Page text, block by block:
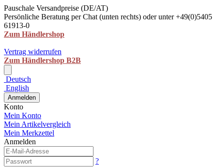
Pauschale Versandpreise (DE/AT)
Persönliche Beratung per Chat (unten rechts) oder unter +49(0)5405
61913-0
Zum Händlershop
Vertrag widerrufen
Zum Händlershop B2B
Deutsch
English
Anmelden
Konto
Mein Konto
Mein Artikelvergleich
Mein Merkzettel
Anmelden
?